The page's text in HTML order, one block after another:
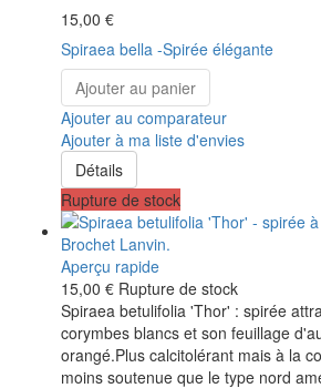
15,00 €
Spiraea bella -Spirée élégante
Ajouter au panier
Ajouter au comparateur
Ajouter à ma liste d'envies
Détails
Rupture de stock
Aperçu rapide
15,00 € Rupture de stock
Spiraea betulifolia 'Thor' : spirée
corymbes blancs et son feuillage
orangé.Plus calcitolérant mais à la
moins soutenue que le type nord